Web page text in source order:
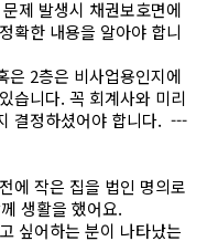
제 발생시 채권보호면에
확한 내용을 알아야 합니
은 2층은 비사업용인지에
습니다. 꼭 회계사와 미리
결정하셨어야 합니다. ---
에 작은 집을 법인 명의로
생활을 했어요.
싶어하는 분이 나타났는